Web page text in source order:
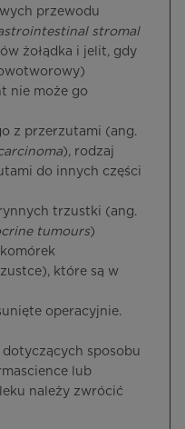
przewodu
stromal
żołądka i jelit, gdy
nie może go
z przerzutami (ang.
), rodzaj
do innych części
trzustki (ang.
tumours)
które są w
operacyjnie.
sposobu
lub
należy zwrócić